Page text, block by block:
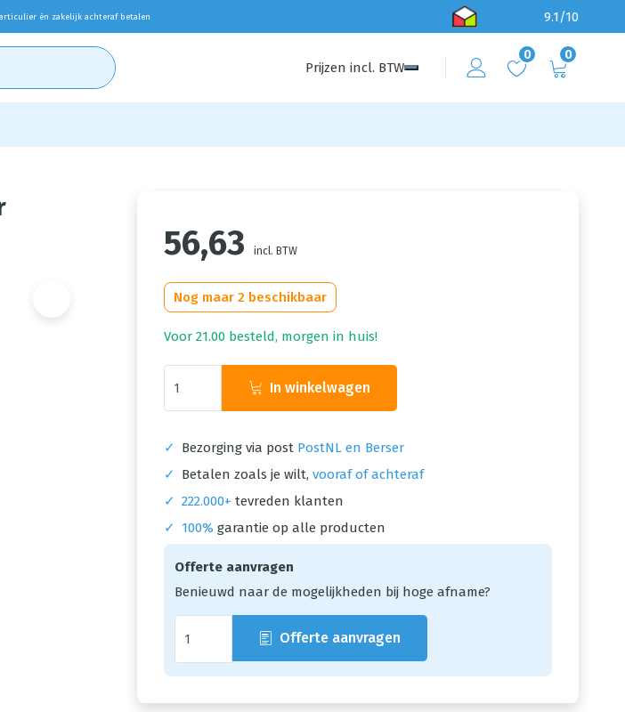
én zakelijk achteraf betalen 9.1/10
Prijzen incl. BTW
0 0
56,63 incl. BTW
Nog maar 2 beschikbaar
Voor 21.00 besteld, morgen in huis!
In winkelwagen
✓ Bezorging via post PostNL en Berser
✓
Betalen zoals je wilt, vooraf of achteraf
✓ 222.000+ tevreden klanten
✓
100% garantie op alle producten
Offerte aanvragen
Benieuwd naar de mogelijkheden bij hoge afname?
Offerte aanvragen